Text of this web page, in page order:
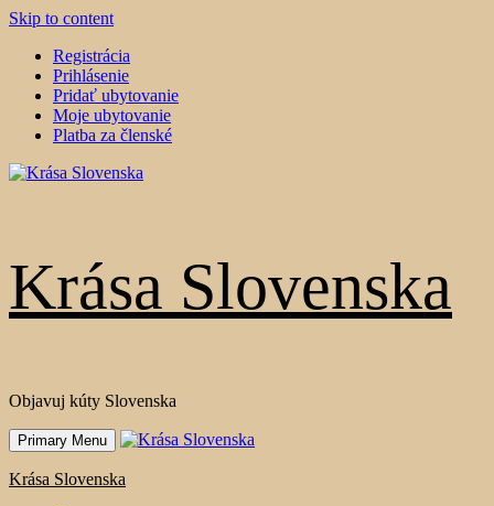
Skip to content
Registrácia
Prihlásenie
Pridať ubytovanie
Moje ubytovanie
Platba za členské
Krása Slovenska
Objavuj kúty Slovenska
Primary Menu
Krása Slovenska